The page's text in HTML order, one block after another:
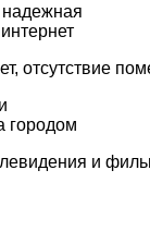
отсутствие
городом
и